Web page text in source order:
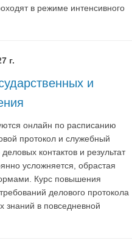
в режиме интенсивного
г.
и
онлайн по расписанию
протокол и служебный
контактов и результат
усложняется, обрастая
Курс повышения
делового протокола
знаний в повседневной